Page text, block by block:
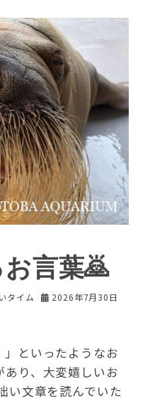
言葉🙇
タイム
2026年7月30日
といったようなお
り、大変嬉しいお
い文章を読んでいた